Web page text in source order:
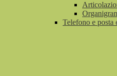
Telefono e posta